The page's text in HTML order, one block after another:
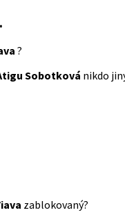
?
Sobotková nikdo
zablokovaný?